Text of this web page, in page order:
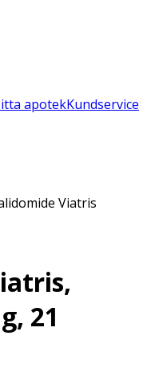
apotekKundservice
Viatris
21